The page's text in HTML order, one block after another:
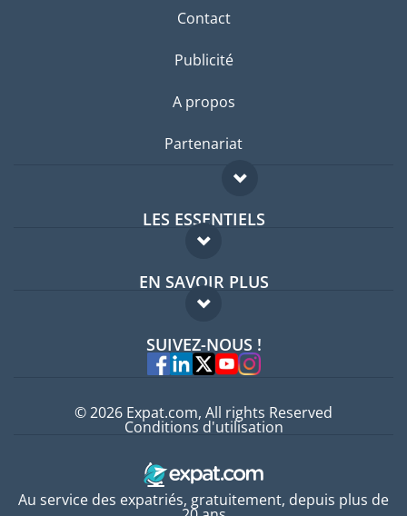
Contact
Publicité
A propos
Partenariat
LES ESSENTIELS
Forum expatriés
Guides pays
EN SAVOIR PLUS
FAQ
Experts
SUIVEZ-NOUS !
Au service des expatriés, gratuitement, depuis plus de
© 2026 Expat.com, All rights Reserved
Conditions d'utilisation